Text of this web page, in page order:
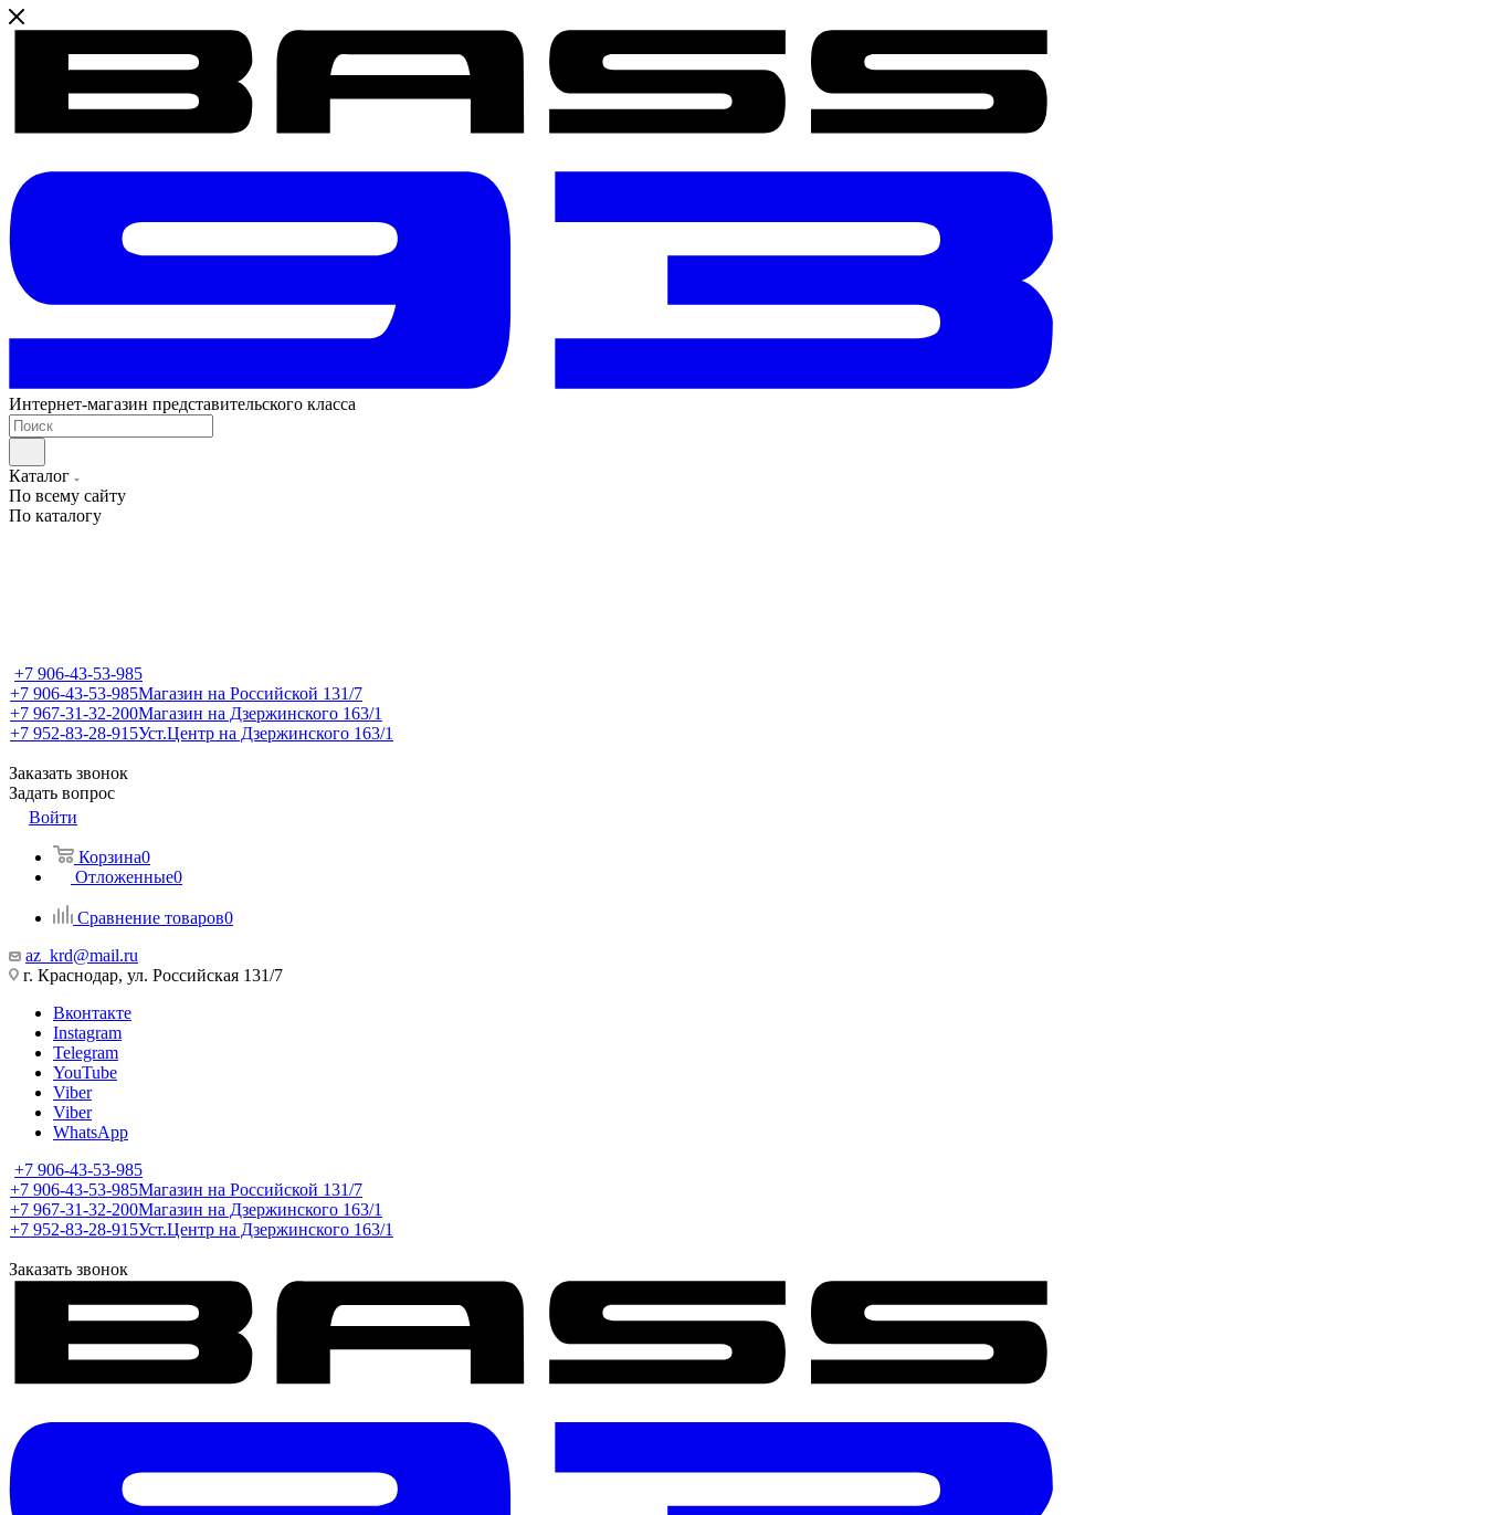
Интернет-магазин представительского класса
Каталог
По всему сайту
По каталогу
+7 906-43-53-985
+7 906-43-53-985Магазин на Российской 131/7
+7 967-31-32-200Магазин на Дзержинского 163/1
+7 952-83-28-915Уст.Центр на Дзержинского 163/1
Заказать звонок
Задать вопрос
Войти
Корзина0
Отложенные0
Сравнение товаров0
az_krd@mail.ru
г. Краснодар, ул. Российская 131/7
Вконтакте
Instagram
Telegram
YouTube
Viber
Viber
WhatsApp
+7 906-43-53-985
+7 906-43-53-985Магазин на Российской 131/7
+7 967-31-32-200Магазин на Дзержинского 163/1
+7 952-83-28-915Уст.Центр на Дзержинского 163/1
Заказать звонок